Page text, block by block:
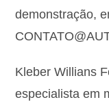
demonstração,
Kleber Willians
especialista em